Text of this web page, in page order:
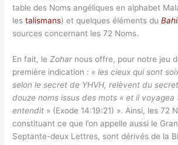
table des Noms angéliques en alphabet
lestalismans) et quelques éléments du
sources concernant les 72 Noms.
En fait, le Zoharnous offre, pour notre jeu
première indication : «les cieux qui sont
selon le secret de YHVH, relèvent du
douze noms issus des mots « et il voyagea
entendit » (Exode 14:19:21) ». Ainsi, les 72
constituant ce que l’on appelle aussi le
Septante-deux Lettres, sont dérivés de la